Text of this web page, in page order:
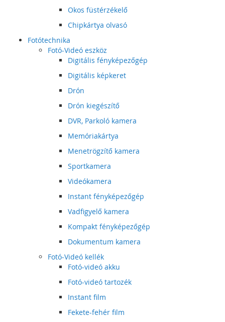
Okos füstérzékelő
Chipkártya olvasó
Fotótechnika
Fotó-Videó eszköz
Digitális fényképezőgép
Digitális képkeret
Drón
Drón kiegészítő
DVR, Parkoló kamera
Memóriakártya
Menetrögzítő kamera
Sportkamera
Videókamera
Instant fényképezőgép
Vadfigyelő kamera
Kompakt fényképezőgép
Dokumentum kamera
Fotó-Videó kellék
Fotó-videó akku
Fotó-videó tartozék
Instant film
Fekete-fehér film